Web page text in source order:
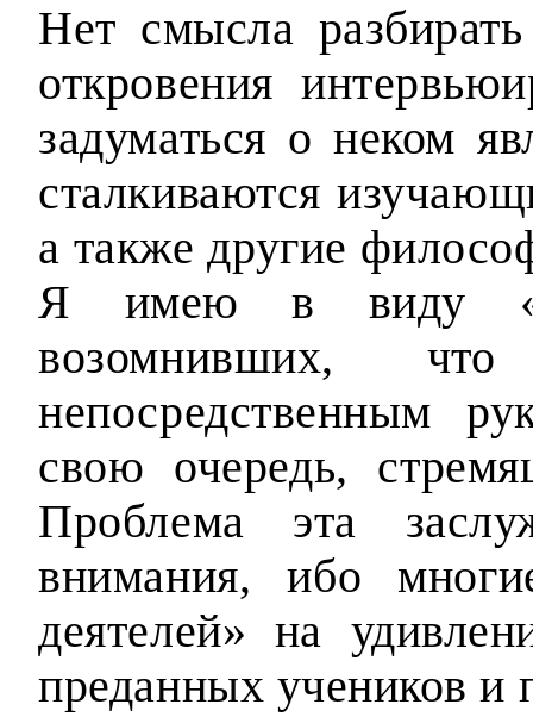
Нет смысла
откровения
задуматься о неком
сталкиваются
а также другие
Я имею в виду
возомнивших,
непосредственным
свою очередь,
Проблема эта
внимания, ибо
деятелей» на
преданных учеников и